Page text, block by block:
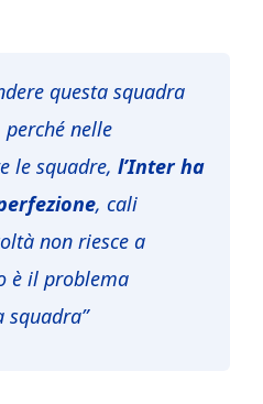
questa squadra
nelle
le squadre, l’Inter ha
, cali
non riesce a
è il problema